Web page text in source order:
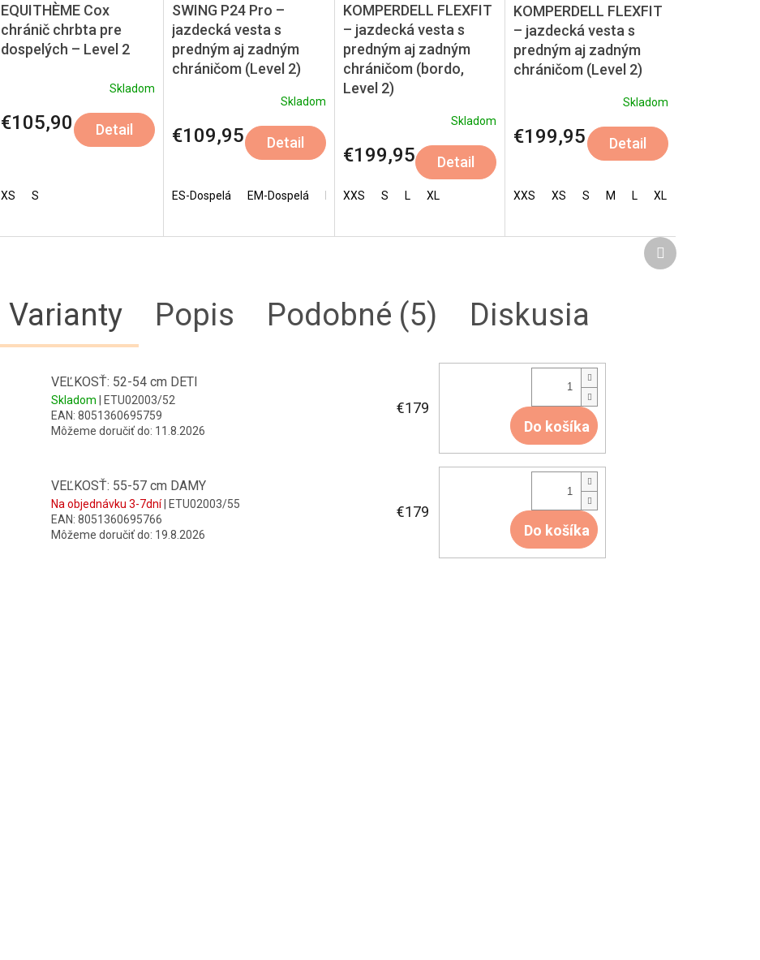
EQUITHÈME Cox
chránič chrbta pre
dospelých – Level 2
Skladom
€105,90 Detail
XS S
SWING P24 Pro –
jazdecká vesta s
predným aj zadným
chráničom (Level 2)
Skladom
€109,95 Detail
ES-Dospelá EM-Dospelá EL-Dospelá EXL-Dospelá
KOMPERDELL FLEXFIT
– jazdecká vesta s
predným aj zadným
chráničom (bordo,
Level 2)
Skladom
€199,95 Detail
XXS S L XL
KOMPERDELL FLEXFIT
– jazdecká vesta s
predným aj zadným
chráničom (Level 2)
Skladom
€199,95 Detail
XXS XS S M L XL
Ďalší
produkt
Varianty Popis Podobné (5) Diskusia
VEĽKOSŤ: 52-54 cm DETI
Skladom
| ETU02003/52
EAN: 8051360695759
Môžeme doručiť do: 11.8.2026
€179
Do košíka
VEĽKOSŤ: 55-57 cm DAMY
Na objednávku 3-7dní
| ETU02003/55
EAN: 8051360695766
Môžeme doručiť do: 19.8.2026
€179
Do košíka